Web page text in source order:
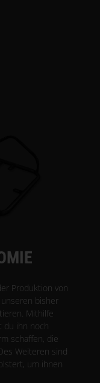
Produktion von
bisher
Mithilfe
du ihn noch
schaffen, die
Weiteren sind
um ihnen